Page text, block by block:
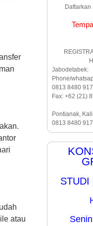
atau
Daftarkan
Jabodetabek:
Phone/
0813 8480
Fax: +62 (21)
Pontianak,
0813 8480
STUDI